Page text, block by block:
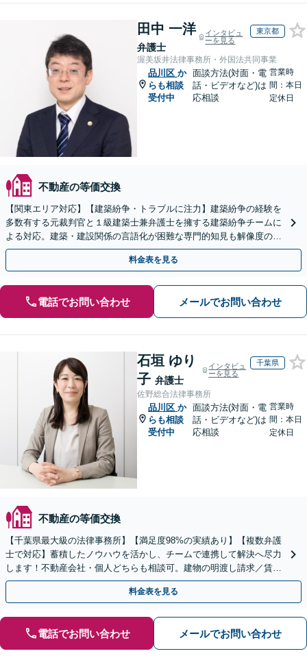
田中 一洋
弁護士
インタビュ
ーを見る
東京都
渥美坂井法律事務所・外国法共同事業
品川区 か
らも相談
受付中
面談方法(対面・電
話・ビデオなど)は
応相談
営業時
間：本日
定休日
不動産の等価交換
【関東エリア対応】【建築紛争・トラブルに注力】建築紛争の経験を
多数有する元裁判官と１級建築士兼弁護士を擁する建築紛争チームに
よる対応。建築・建設関係の言語化が困難な専門的知見も解像度の高
い主張・立証に転換し、複雑な建築紛争を決着へ導きます
料金表を見る
電話でお問い合わせ メールでお問い合わせ
石垣 ゆり
子 弁護士
インタビュ
ーを見る
千葉県
佐野総合法律事務所
品川区 か
らも相談
受付中
面談方法(対面・電
話・ビデオなど)は
応相談
営業時
間：本日
定休日
不動産の等価交換
【千葉県最大級の法律事務所】【満足度98%の実績あり】【複数弁護
士で対応】蓄積したノウハウを活かし、チームで連携して解決へ尽力
します！不動産会社・個人どちらも相談可。建物の明渡し請求／賃貸
借契約書の作成／離婚の財産分与等【千葉中央駅5分】
料金表を見る
電話でお問い合わせ メールでお問い合わせ